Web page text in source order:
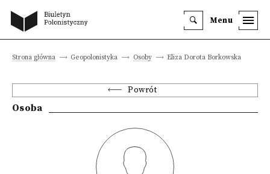
Menu
Strona główna Geopolonistyka Osoby Eliza Dorota Borkowska
Powrót
Osoba